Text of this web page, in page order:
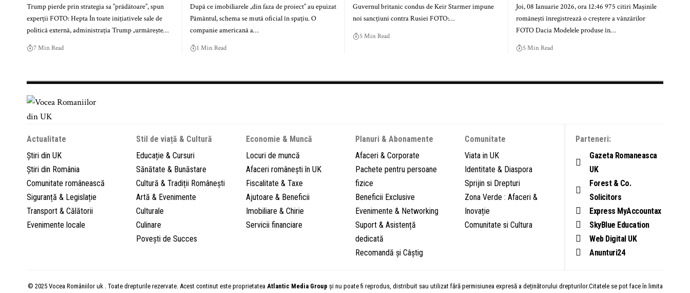
Trump pierde prin strategia sa ”prădătoare”, spun
experții FOTO: Hepta În toate inițiativele sale de
politică externă, administrația Trump „urmărește…
7 Min Read
După ce imobiliarele „din faza de proiect” au epuizat
Pământul, schema se mută oficial în spațiu. O
companie americană a…
1 Min Read
Guvernul britanic condus de Keir Starmer impune
noi sancțiuni contra Rusiei FOTO:…
5 Min Read
Joi, 08 Ianuarie 2026, ora 12:46 975 citiri Mașinile
românești înregistrează o creștere a vânzărilor
FOTO Dacia Modelele produse în…
5 Min Read
Actualitate
Știri din UK
Știri din România
Comunitate românească
Siguranță & Legislație
Transport & Călătorii
Evenimente locale
Stil de viață & Cultură
Educație & Cursuri
Sănătate & Bunăstare
Cultură & Tradiții Românești
Artă & Evenimente
Culturale
Culinare
Povești de Succes
Economie & Muncă
Locuri de muncă
Afaceri românești în UK
Fiscalitate & Taxe
Ajutoare & Beneficii
Imobiliare & Chirie
Servicii financiare
Planuri & Abonamente
Afaceri & Corporate
Pachete pentru persoane
fizice
Beneficii Exclusive
Evenimente & Networking
Suport & Asistență
dedicată
Recomandă și Câștig
Comunitate
Viata in UK
Identitate & Diaspora
Sprijin si Drepturi
Zona Verde : Afaceri &
Inovație
Comunitate si Cultura
Parteneri:
Gazeta Romaneasca
UK
Forest & Co.
Solicitors
Express MyAccountax
SkyBlue Education
Web Digital UK
Anunturi24
© 2025 Vocea Româniilor uk . Toate drepturile rezervate. Acest continut este proprietatea Atlantic Media Group și nu poate fi reprodus, distribuit sau utilizat fără permisiunea expresă a deținătorului drepturilor.Citatele se pot face în limita